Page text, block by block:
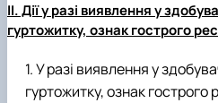
II. Дії у разі виявлення у
гуртожитку, ознак гострого
У разі виявлення у
гуртожитку, ознак гострого